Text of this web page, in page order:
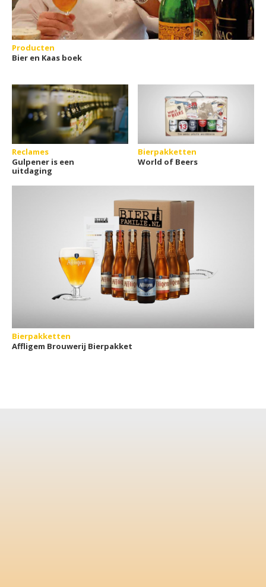
Producten
Bier en Kaas boek
Reclames
Gulpener is een
uitdaging
Bierpakketten
World of Beers
Bierpakketten
Affligem Brouwerij Bierpakket